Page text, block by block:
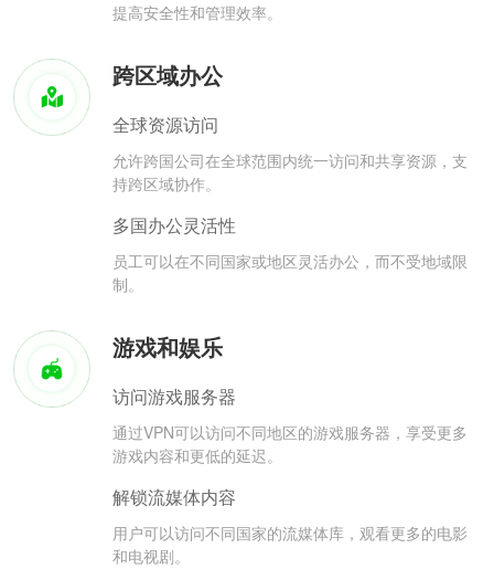
提高安全性和管理效率。
跨区域办公
全球资源访问
允许跨国公司在全球范围内统一访问和共享资源，支
持跨区域协作。
多国办公灵活性
员工可以在不同国家或地区灵活办公，而不受地域限
制。
游戏和娱乐
访问游戏服务器
通过VPN可以访问不同地区的游戏服务器，享受更多
游戏内容和更低的延迟。
解锁流媒体内容
用户可以访问不同国家的流媒体库，观看更多的电影
和电视剧。